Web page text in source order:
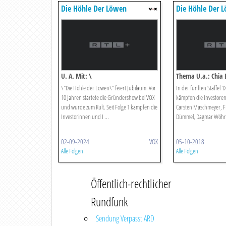
Die Höhle Der Löwen
U. A. Mit: \
\"Die Höhle der Löwen\" feiert Jubiläum. Vor
10 Jahren startete die Gründershow bei VOX
und wurde zum Kult. Seit Folge 1 kämpfen die
Investorinnen und I ...
02-09-2024 VOX
Alle Folgen
Die Höhle Der
Thema U.a.: Chia
In der fünften Staffel
kämpfen die
Carsten Maschmeyer,
Dümmel, Dagmar
05-10-2018
Alle Folgen
Öffentlich-rechtlicher
Rundfunk
Sendung Verpasst ARD